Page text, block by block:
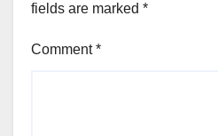
fields are marked *
Comment*